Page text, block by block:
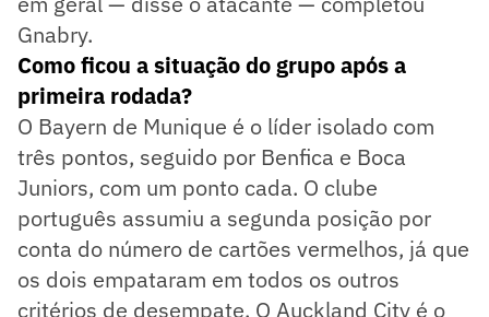
Gnabry.
Como ficou a situação do grupo após a
primeira rodada?
O Bayern de Munique é o líder isolado com
três pontos, seguido por Benfica e Boca
Juniors, com um ponto cada. O clube
português assumiu a segunda posição por
conta do número de cartões vermelhos, já que
os dois empataram em todos os outros
critérios de desempate. O Auckland City é o